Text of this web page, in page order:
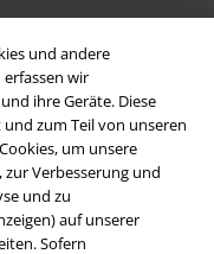
und andere
erfassen wir
ihre Geräte. Diese
zum Teil von unseren
um unsere
Verbesserung und
und zu
auf unserer
Sofern
App runter und genieße
und Vorteile!